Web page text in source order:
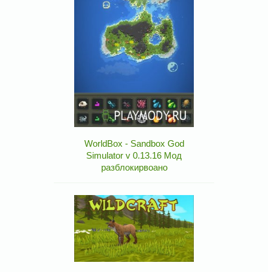
WorldBox - Sandbox God
Simulator v 0.13.16 Мод
разблокирвоано